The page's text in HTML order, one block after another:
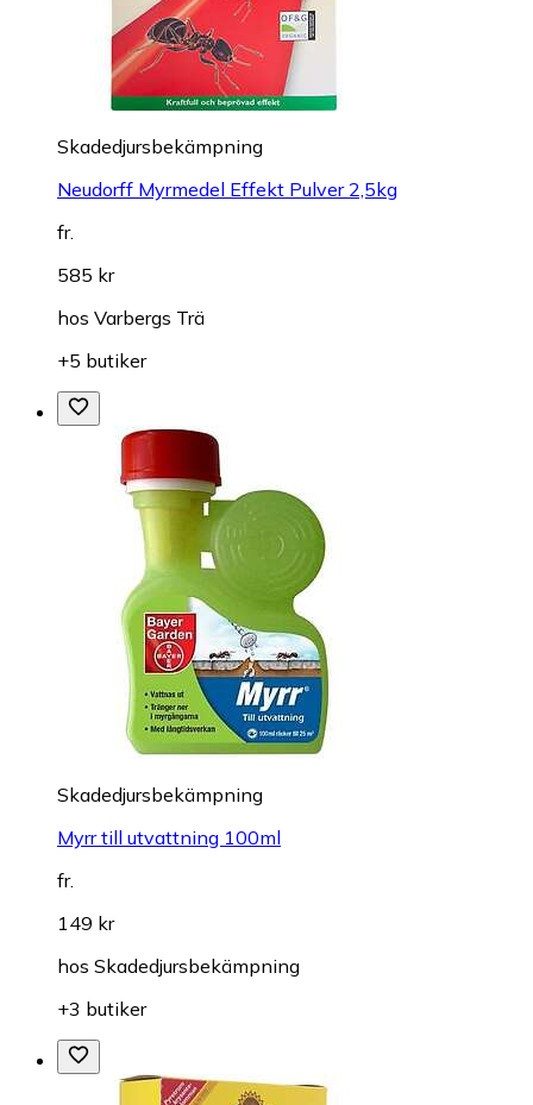
Skadedjursbekämpning
Neudorff Myrmedel Effekt Pulver 2,5kg
fr.
585 kr
hos Varbergs Trä
+5 butiker
Skadedjursbekämpning
Myrr till utvattning 100ml
fr.
149 kr
hos Skadedjursbekämpning
+3 butiker